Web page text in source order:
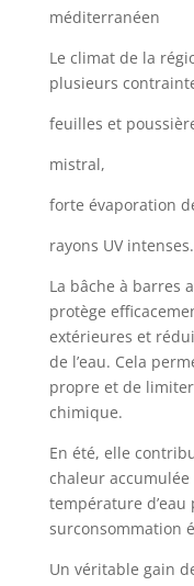
méditerranéen
Le climat de la
plusieurs
feuilles et
mistral,
forte évaporation
rayons UV intenses.
La bâche à barres
protège
extérieures et
de l’eau. Cela
propre et de
chimique.
En été, elle
chaleur
température d’eau
surconsommation
Un véritable gain